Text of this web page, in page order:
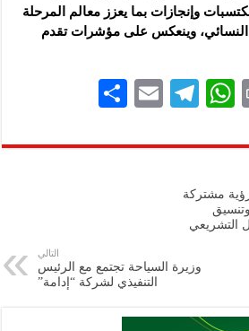
وإنجازات بما يعزز معالم المرحلة
النسائي، وينعكس على مؤشرات تقدم
P
nt
W
at
A
p
p
Te
gr
E
ai
ar
مشتركة
التشريعي
التالي
وزيرة السياحة تجتمع مع الرئيس
التنفيذي لشركة “إدامة”